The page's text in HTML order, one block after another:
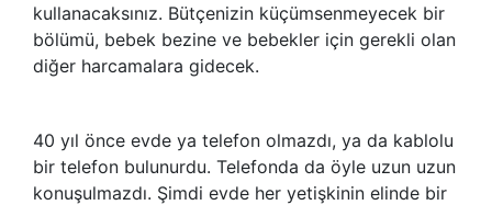
kullanacaksınız. Bütçenizin küçümsenmeyecek bir
bölümü, bebek bezine ve bebekler için gerekli olan
diğer harcamalara gidecek.
40 yıl önce evde ya telefon olmazdı, ya da kablolu
bir telefon bulunurdu. Telefonda da öyle uzun uzun
konuşulmazdı. Şimdi evde her yetişkinin elinde bir